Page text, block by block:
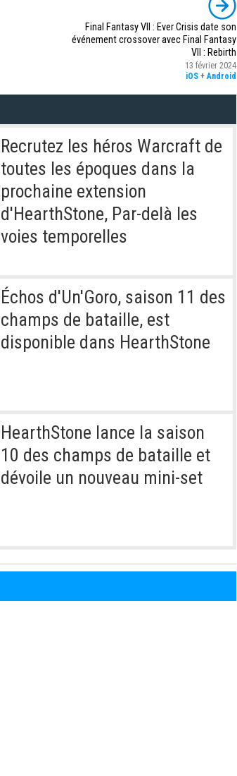
Final Fantasy VII : Ever Crisis date son
événement crossover avec Final Fantasy
VII : Rebirth
13 février 2024
iOS + Android
Recrutez les héros Warcraft de
toutes les époques dans la
prochaine extension
d'HearthStone, Par-delà les
voies temporelles
Échos d'Un'Goro, saison 11 des
champs de bataille, est
disponible dans HearthStone
HearthStone lance la saison
10 des champs de bataille et
dévoile un nouveau mini-set